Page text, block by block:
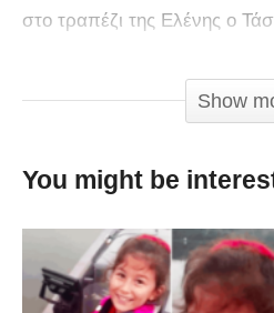
στο τραπέζι της Ελένης ο
Ελένης Μενεγάκη μαζί με
παρουσιαστές, όπως είναι
την περιβόητη φωτογραφία,
Ελένη Μενεγάκη. Στη
Παραδεισανού επισήμανε
Show
You might be